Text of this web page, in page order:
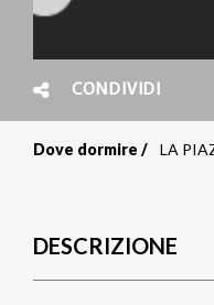
CONDIVIDI
pane
Dove dormire LA
DESCRIZIONE